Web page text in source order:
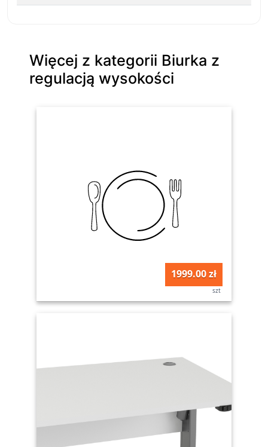
Więcej z kategorii Biurka z
regulacją wysokości
1999.00 zł
szt